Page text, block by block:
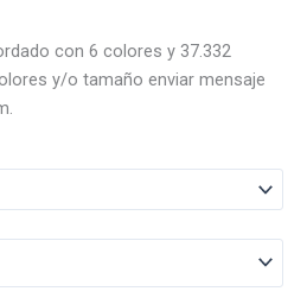
con 6 colores y 37.332
y/o tamaño enviar mensaje